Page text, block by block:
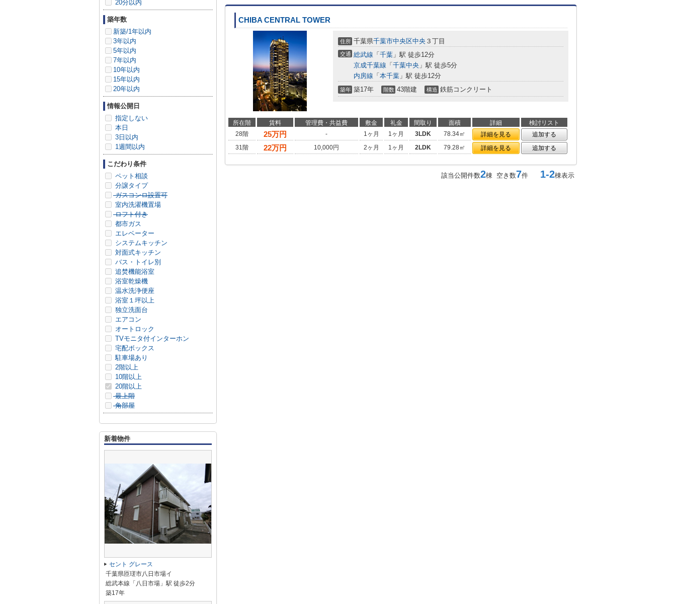
CHIBA CENTRAL TOWER
住所 千葉県千葉市中央区中央 ３丁目
交通 総武線 「 千葉 」駅 徒歩12分
京成千葉線 「 千葉中央 」駅 徒歩5分
内房線 「 本千葉 」駅 徒歩12分
築年 築17年 階数 43階建 構造 鉄筋コンクリート
所在階 賃料 管理費・共益費 敷金 礼金 間取り 面積 詳細
検討リスト
28階
25万円 - 1ヶ月 1ヶ月 3LDK 78.34㎡ 詳細を見る
追加する
31階
22万円 10,000円 2ヶ月 1ヶ月 2LDK 79.28㎡ 詳細を見る 追加する
該当公開件数2棟 空き数7件 1-2棟表示
20分以内
築年数
新築/1年以内
3年以内
5年以内
7年以内
10年以内
15年以内
20年以内
情報公開日
指定しない
本日
3日以内
1週間以内
こだわり条件
ペット相談
分譲タイプ
ガスコンロ設置可
室内洗濯機置場
ロフト付き
都市ガス
エレベーター
システムキッチン
対面式キッチン
バス・トイレ別
追焚機能浴室
浴室乾燥機
温水洗浄便座
浴室１坪以上
独立洗面台
エアコン
オートロック
TVモニタ付インターホン
宅配ボックス
駐車場あり
2階以上
10階以上
20階以上
最上階
角部屋
新着物件
セント グレース
千葉県匝瑳市八日市場イ
総武本線「八日市場」駅 徒歩2分
築17年